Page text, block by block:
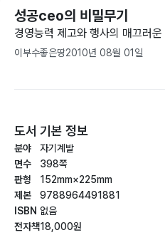
성공ceo의 비밀무기
경영능력 제고와 행사의 매끄러
이부수좋은땅2010년 08월 01일
도서 기본 정보
분야
면수
판형
제본
ISBN
전자책
자기계발
398쪽
152mm×225mm
9788964491881
없음
18,000원